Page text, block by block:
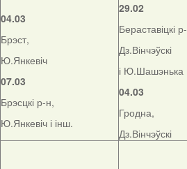
04.03
Брэст,
Ю.Янкевіч
07.03
Брэсцкі р-н,
Ю.Янкевіч і інш.
29.02
Бераставіцкі
Дз.Вінчэўскі
і Ю.Шашэнька
04.03
Гродна,
Дз.Вінчэўскі